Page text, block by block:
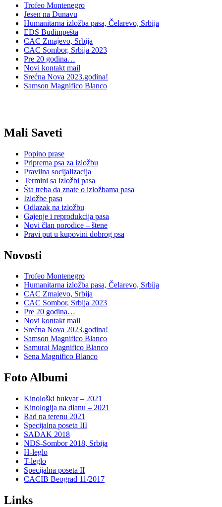
Trofeo Montenegro
Jesen na Dunavu
Humanitarna izložba pasa, Čelarevo, Srbija
EDS Budimpešta
CAC Zmajevo, Srbija
CAC Sombor, Srbija 2023
Pre 20 godina…
Novi kontakt mail
Srećna Nova 2023.godina!
Samson Magnifico Blanco
Mali Saveti
Popino prase
Priprema psa za izložbu
Pravilna socijalizacija
Termini sa izložbi pasa
Šta treba da znate o izložbama pasa
Izložbe pasa
Odlazak na izložbu
Gajenje i reprodukcija pasa
Novi član porodice – štene
Pravi put u kupovini dobrog psa
Novosti
Trofeo Montenegro
Humanitarna izložba pasa, Čelarevo, Srbija
CAC Zmajevo, Srbija
CAC Sombor, Srbija 2023
Pre 20 godina…
Novi kontakt mail
Srećna Nova 2023.godina!
Samson Magnifico Blanco
Samurai Magnifico Blanco
Sena Magnifico Blanco
Foto Albumi
Kinološki bukvar – 2021
Kinologija na dlanu – 2021
Rad na terenu 2021
Specijalna poseta III
SADAK 2018
NDS-Sombor 2018, Srbija
H-leglo
T-leglo
Specijalna poseta II
CACIB Beograd 11/2017
Links